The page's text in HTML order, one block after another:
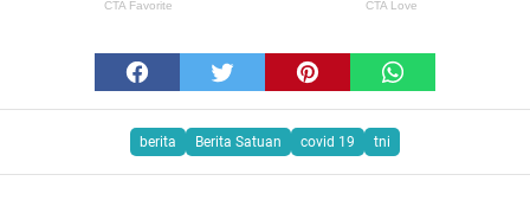
berita Berita Satuan covid 19 tni